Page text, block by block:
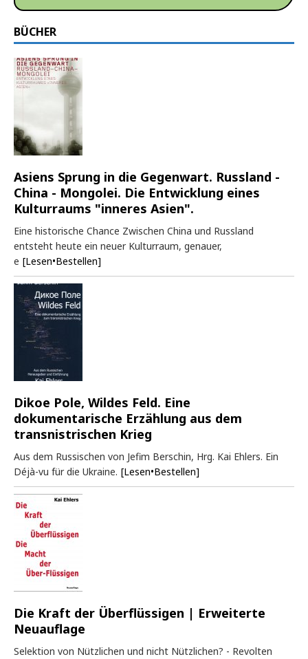
BÜCHER
Asiens Sprung in die Gegenwart. Russland -
China - Mongolei. Die Entwicklung eines
Kulturraums "inneres Asien".
Eine historische Chance Zwischen China und Russland
entsteht heute ein neuer Kulturraum, genauer,
e [Lesen•Bestellen]
Dikoe Pole, Wildes Feld. Eine
dokumentarische Erzählung aus dem
transnistrischen Krieg
Aus dem Russischen von Jefim Berschin, Hrg. Kai Ehlers. Ein
Déjà-vu für die Ukraine. [Lesen•Bestellen]
Die Kraft der Überflüssigen | Erweiterte
Neuauflage
Selektion von Nützlichen und nicht Nützlichen? - Revolten